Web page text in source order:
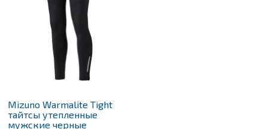
Mizuno Warmalite Tight
тайтсы утепленные
мужские черные